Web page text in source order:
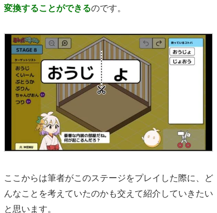
変換することができるのです。
ここからは筆者がこのステージをプレイした際に、ど
んなことを考えていたのかも交えて紹介していきたい
と思います。